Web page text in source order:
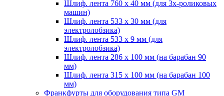
Шлиф. лента 760 х 40 мм (для 3х-роликовых
машин)
Шлиф. лента 533 х 30 мм (для
электролобзика)
Шлиф. лента 533 х 9 мм (для
электролобзика)
Шлиф. лента 286 х 100 мм (на барабан 90
мм)
Шлиф. лента 315 х 100 мм (на барабан 100
мм)
Франкфурты для оборудования типа GM